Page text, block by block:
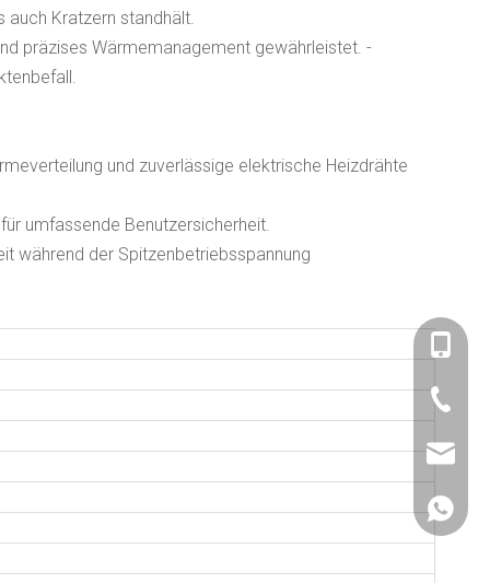
auch Kratzern standhält.
präzises Wärmemanagement gewährleistet. -
und zuverlässige elektrische Heizdrähte
umfassende Benutzersicherheit.
während der Spitzenbetriebsspannung
+86-
+86-